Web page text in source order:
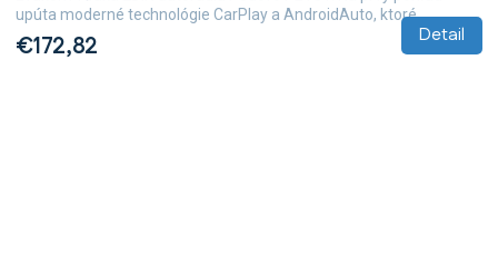
€172,82 Detail
upúta moderné technológie CarPlay a AndroidAuto, ktoré...